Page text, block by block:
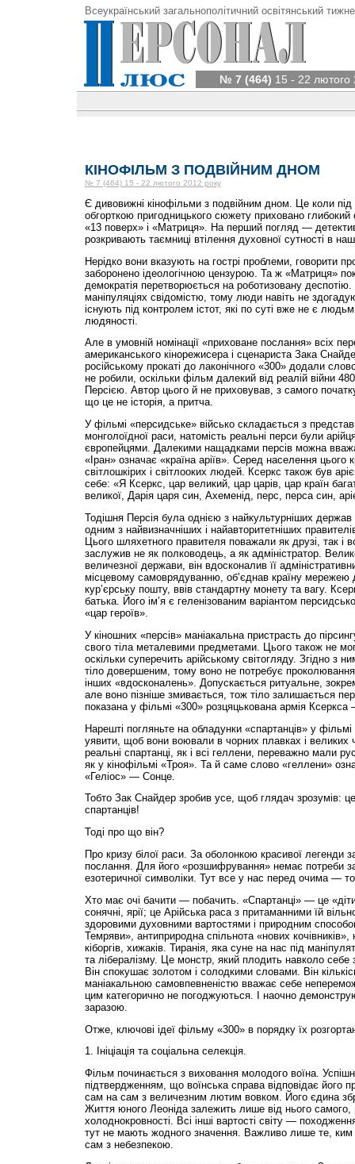
Всеукраїнський загальнополітичний освітянський
№ 7 (464) 15 - 22 лютого
КІНОФІЛЬМ З ПОДВІЙНИМ ДНОМ
№ 7 (464) 15 - 22 лютого 2012 року
Є дивовижні кінофільми з подвійним дном. Це коли
обгорткою пригодницького сюжету приховано
«13 поверх» і «Матриця». На перший погляд —
розкривають таємниці втілення духовної сутності в
Нерідко вони вказують на гострі проблеми, говорити
заборонено ідеологічною цензурою. Та ж «Матриця»
демократія перетворюється на роботизовану
маніпуляціях свідомістю, тому люди навіть не
існують під контролем істот, які по суті вже не є
людяності.
Але в умовній номінації «приховане послання» всіх
американського кінорежисера і сценариста Зака
російському прокаті до лаконічного «300» додали
не робили, оскільки фільм далекий від реалій війни
Персією. Автор цього й не приховував, з самого
що це не історія, а притча.
У фільмі «персидське» військо складається з
монголоїдної раси, натомість реальні перси були
європейцями. Далекими нащадками персів можна
«Іран» означає «країна аріїв». Серед населення цього
світлошкірих і світлооких людей. Ксеркс також був
себе: «Я Ксеркс, цар великий, цар царів, цар країн
великої, Дарія царя син, Ахеменід, перс, перса син,
Тодішня Персія була однією з найкультурніших держав
одним з найвизначніших і найавторитетніших
Цього шляхетного правителя поважали як друзі, так і
заслужив не як полководець, а як адміністратор.
величезної держави, він вдосконалив її
місцевому самоврядуванню, об’єд­нав країну мережею
кур’єрську пошту, ввів стандартну монету та вагу.
батька. Його ім’я є геленізованим варіантом
«цар героїв».
У кіношних «персів» маніакальна пристрасть до
свого тіла металевими предметами. Цього також не
оскільки суперечить арійському світогляду. Згідно з
тіло довершеним, тому воно не потребує
інших «вдосконалень». Допускається ритуальне,
але воно пізніше змивається, тож тіло залишається
показана у фільмі «300» розцяцькована армія Ксеркса
Нарешті погляньте на обладунки «спартанців» у
уявити, щоб вони воювали в чорних плавках і великих
реальні спартанці, як і всі геллени, переважно мали
як у кінофільмі «Троя». Та й саме слово «геллени»
«Геліос» — Сонце.
Тобто Зак Снайдер зробив усе, щоб глядач зрозумів:
спартанців!
Тоді про що він?
Про кризу білої раси. За оболонкою красивої легенди
послання. Для його «розшифрування» немає потреби
езотеричної символіки. Тут все у нас перед очима —
Хто має очі бачити — побачить. «Спартанці» — це
сонячні, ярії; це Арійська раса з притаманними їй
здоровими духовними вартостями і природним
Темряви», антиприродна спільнота «нових кочівників»,
кіборгів, хижаків. Тиранія, яка суне на нас під
та лібералізму. Це монстр, який плодить навколо себе
Він спокушає золотом і солодкими словами. Він
маніакальною самовпевненістю вважає себе
цим категорично не погоджуються. І наочно
заразою.
Отже, ключові ідеї фільму «300» в порядку їх
1. Ініціація та соціальна селекція.
Фільм починається з виховання молодого воїна.
підтвердженням, що воїнська справа відповідає його
сам на сам з величезним лютим вовком. Його єдина
Життя юного Леоніда залежить лише від нього самого,
холоднокровності. Всі інші вартості світу —
тут не мають жодного значення. Важливо лише те, ким
сам з небезпекою.